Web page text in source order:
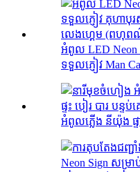
អំពូល LED Neon
ទទួលភ្ញៀវ Man
អំពូលភ្លើង នីយ៉ុង ផ្ទ